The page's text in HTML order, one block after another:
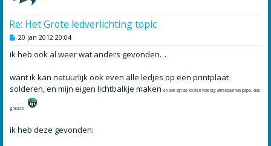
Re: Het Grote ledverlichting topic
B
r
h
20 jan 2012 20:04
ik heb ook al weer wat anders gevonden…
want ik kan natuurlijk ook even alle ledjes op een printplaat
solderen, en mijn eigen lichtbalkje maken en dan zijn de kosten volledig aftrekbaar van paps, dus
gratisch
ik heb deze gevonden: